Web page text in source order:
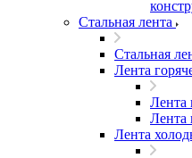
Стальная лента
Стальная
Лента
Лента
Лента
Лента